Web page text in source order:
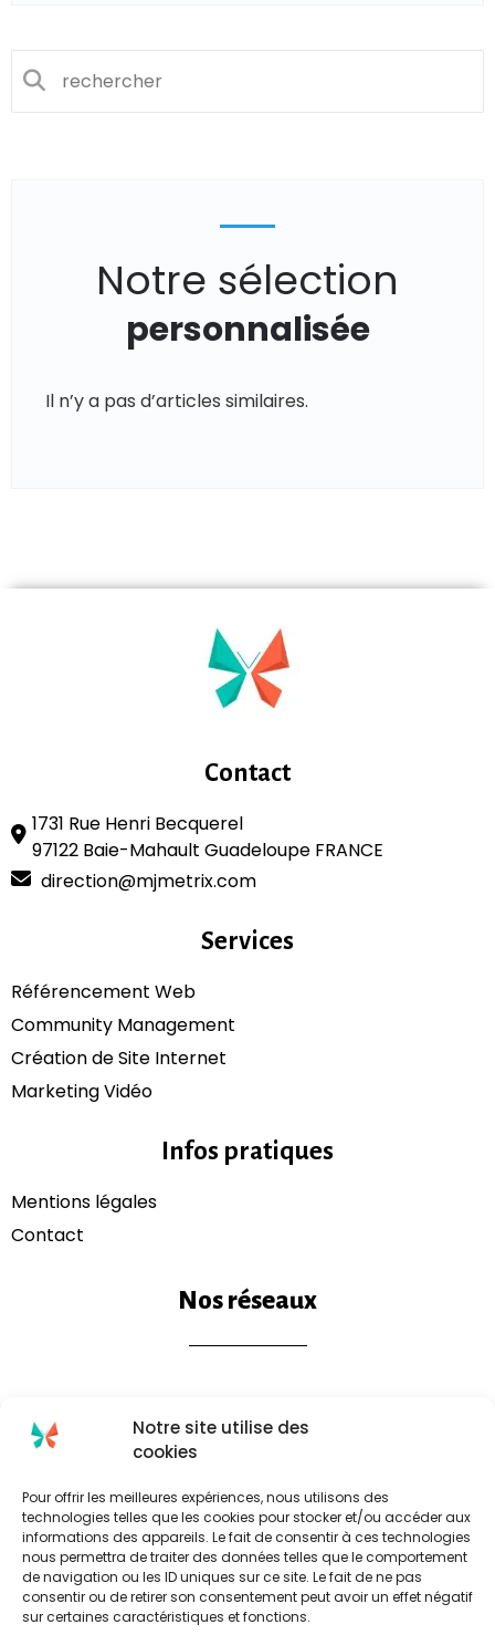
Notre site utilise des
cookies
Pour offrir les meilleures expériences, nous utilisons des
technologies telles que les cookies pour stocker et/ou accéder aux
informations des appareils. Le fait de consentir à ces technologies
nous permettra de traiter des données telles que le comportement
de navigation ou les ID uniques sur ce site. Le fait de ne pas
consentir ou de retirer son consentement peut avoir un effet négatif
sur certaines caractéristiques et fonctions.
Notre sélection
personnalisée
Il n’y a pas d’articles similaires.
Contact
1731 Rue Henri Becquerel
97122 Baie-Mahault Guadeloupe FRANCE
direction@mjmetrix.com
Services
Référencement Web
Community Management
Création de Site Internet
Marketing Vidéo
Infos pratiques
Mentions légales​
Contact
Nos réseaux